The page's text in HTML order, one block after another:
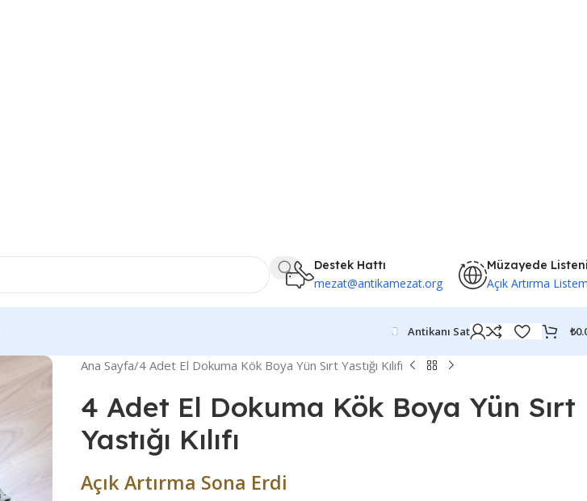
Destek Hattı
mezat@antikamezat.org
Müzayede
Açık Artırma
Antikanı Sat ₺
Ana Sayfa 4 Adet El Dokuma Kök Boya Yün Sırt Yastığı Kılıfı
4 Adet El Dokuma Kök Boya Yün Sırt
Yastığı Kılıfı
Açık Artırma Sona Erdi